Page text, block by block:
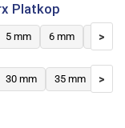
Platkop
5 mm 6 mm 8 mm
>
30 mm 35 mm 40
>